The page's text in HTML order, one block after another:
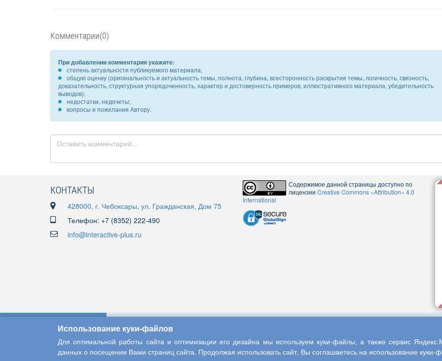
Комментарии(0)
При добавлении комментария укажите:
степень актуальности публикуемого материала;
общую оценку (оригинальность и актуальность темы, полнота, глубина, всесторонность раскрытия темы, логичность, связность,
доказательность, структурная упорядоченность, характер и достоверность примеров, иллюстративного материала, убедительность
выводов);
недостатки, недочеты;
вопросы и пожелания Автору.
КОНТАКТЫ
428000, г. Чебоксары, ул. Гражданская, Дом 75
Телефон: +7 (8352) 222-490
info@interactive-plus.ru
Содержимое данной страницы доступно по
лицензии Creative Commons «Attribution» 4.0
International
Copyright © 2013-2026 Центр научного сотрудничества «Интерактив плюс»
Использование куки-файлов
Для оптимальной работы сайта и оптимизации его дизайна мы используем куки-файлы, а также сервис
данных о посещении Вами страниц сайта. Продолжая использовать сайт, Вы соглашаетесь на использование куки-